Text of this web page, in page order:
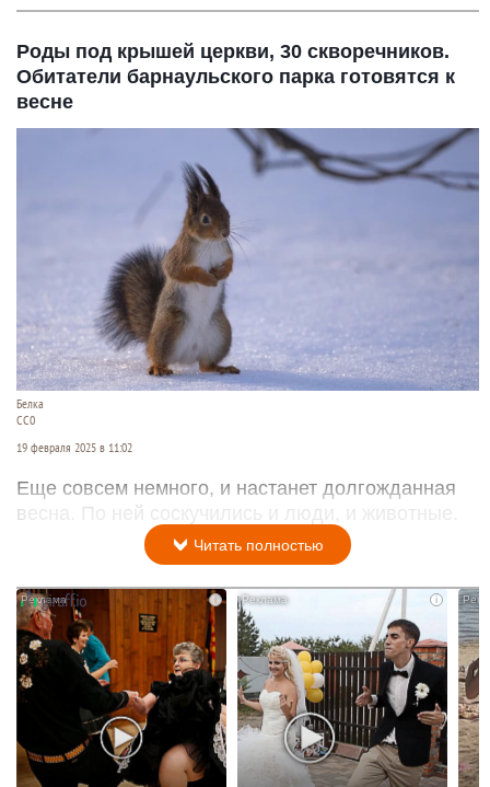
Роды под крышей церкви, 30 скворечников.
Обитатели барнаульского парка готовятся к
весне
Белка
СС0
19 февраля 2025 в 11:02
Еще совсем немного, и настанет долгожданная
весна. По ней соскучились и люди, и животные.
Читать полностью
i